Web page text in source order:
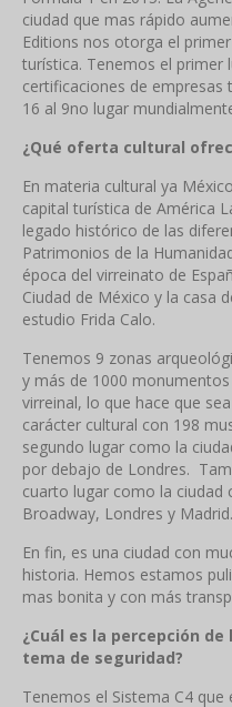
ciudad que mas rápido
Editions nos otorga el
turística. Tenemos el primer
certificaciones de empresas
16 al 9no lugar
¿Qué oferta cultural
En materia cultural ya
capital turística de América
legado histórico de las
Patrimonios de la
época del virreinato de
Ciudad de México y la casa
estudio Frida Calo.
Tenemos 9 zonas
y más de 1000
virreinal, lo que hace que
carácter cultural con 198
segundo lugar como la
por debajo de Londres.
cuarto lugar como la
Broadway, Londres y Madrid.
En fin, es una ciudad con
historia. Hemos estamos
mas bonita y con más
¿Cuál es la percepción
tema de seguridad?
Tenemos el Sistema C4